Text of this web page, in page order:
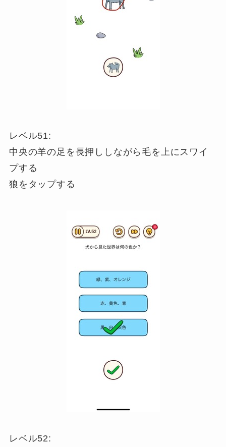
レベル51:
中央の羊の足を長押ししながら毛を上にスワイ
プする
狼をタップする
レベル52: